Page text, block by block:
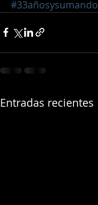
#33añosysumando
Entradas recientes